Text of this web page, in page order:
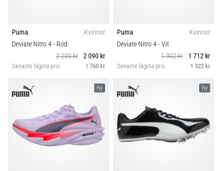
Puma
Kvinnor
Deviate Nitro 4- Röd
2 200 kr
2 090 kr
Senaste lägsta pris 1 760 kr
Puma
Kvinnor
Deviate Nitro 4- Vit
1 902 kr
1 712 kr
Senaste lägsta pris 1 522 kr
Ny Ny